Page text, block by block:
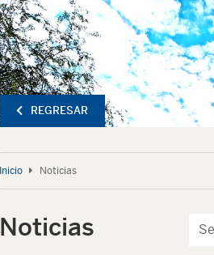
REGRESAR
Inicio Noticias
Noticias